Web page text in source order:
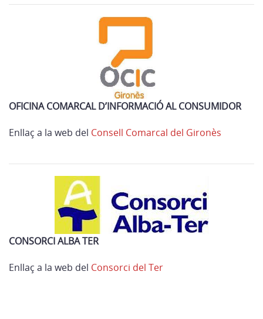
OFICINA COMARCAL D’INFORMACIÓ AL CONSUMIDOR
Enllaç a la web del Consell Comarcal del Gironès
CONSORCI ALBA TER
Enllaç a la web del Consorci del Ter